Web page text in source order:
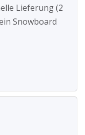
Lieferung (2
Snowboard